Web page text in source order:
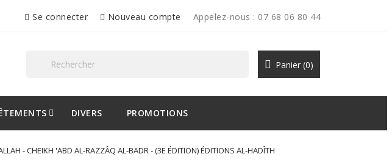
Se connecter Nouveau compte Appelez-nous : 07 68 06 80 44
Panier (0)
DIVERS PROMOTIONS
- CHEIKH 'ABD AL-RAZZÂQ AL-BADR - (3E ÉDITION) ÉDITIONS AL-HADÎTH